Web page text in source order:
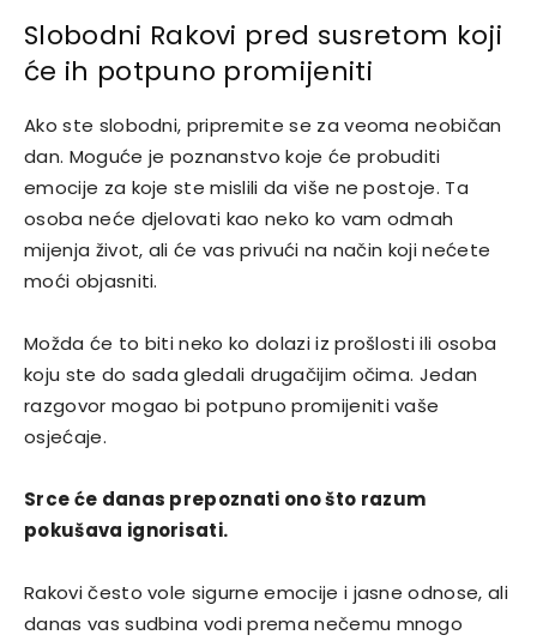
Slobodni Rakovi pred susretom koji
će ih potpuno promijeniti
Ako ste slobodni, pripremite se za veoma neobičan
dan. Moguće je poznanstvo koje će probuditi
emocije za koje ste mislili da više ne postoje. Ta
osoba neće djelovati kao neko ko vam odmah
mijenja život, ali će vas privući na način koji nećete
moći objasniti.
Možda će to biti neko ko dolazi iz prošlosti ili osoba
koju ste do sada gledali drugačijim očima. Jedan
razgovor mogao bi potpuno promijeniti vaše
osjećaje.
Srce će danas prepoznati ono što razum
pokušava ignorisati.
Rakovi često vole sigurne emocije i jasne odnose, ali
danas vas sudbina vodi prema nečemu mnogo